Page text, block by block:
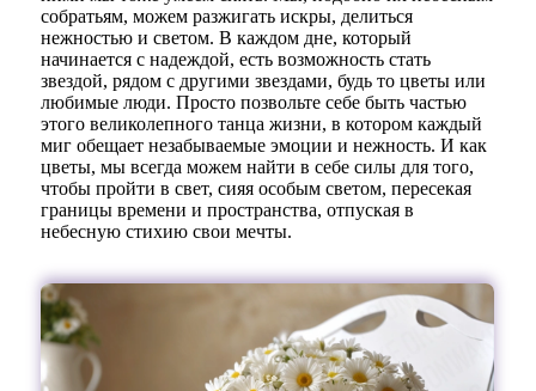
собратьям, можем разжигать искры, делиться
нежностью и светом. В каждом дне, который
начинается с надеждой, есть возможность стать
звездой, рядом с другими звездами, будь то цветы или
любимые люди. Просто позвольте себе быть частью
этого великолепного танца жизни, в котором каждый
миг обещает незабываемые эмоции и нежность. И как
цветы, мы всегда можем найти в себе силы для того,
чтобы пройти в свет, сияя особым светом, пересекая
границы времени и пространства, отпуская в
небесную стихию свои мечты.